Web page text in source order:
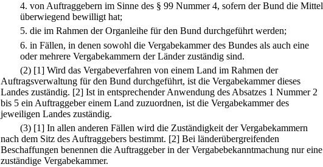
4. von Auftraggebern im Sinne des § 99 Nummer 4, sofern der Bund die Mittel
überwiegend bewilligt hat;
5. die im Rahmen der Organleihe für den Bund durchgeführt werden;
6. in Fällen, in denen sowohl die Vergabekammer des Bundes als auch eine
oder mehrere Vergabekammern der Länder zuständig sind.
(2) [1] Wird das Vergabeverfahren von einem Land im Rahmen der
Auftragsverwaltung für den Bund durchgeführt, ist die Vergabekammer dieses
Landes zuständig. [2] Ist in entsprechender Anwendung des Absatzes 1 Nummer 2
bis 5 ein Auftraggeber einem Land zuzuordnen, ist die Vergabekammer des
jeweiligen Landes zuständig.
(3) [1] In allen anderen Fällen wird die Zuständigkeit der Vergabekammern
nach dem Sitz des Auftraggebers bestimmt. [2] Bei länderübergreifenden
Beschaffungen benennen die Auftraggeber in der Vergabebekanntmachung nur eine
zuständige Vergabekammer.